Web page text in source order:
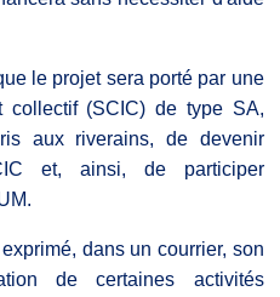
le projet sera porté par une
collectif (SCIC) de type SA,
aux riverains, de devenir
et, ainsi, de participer
dans un courrier, son
de certaines activités